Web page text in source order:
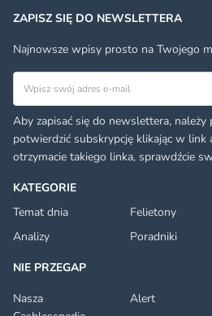
KATEGORIE
Temat dnia
Felietony
Analizy
Poradniki
NIE PRZEGAP
Nasza
Alert
ZAPISZ SIĘ DO NEWSLETTERA
Najnowsze wpisy prosto na Twojego
Aby zapisać się do newslettera, należy
potwierdzić subskrypcję klikając w link
otrzymacie takiego linka, sprawdźcie